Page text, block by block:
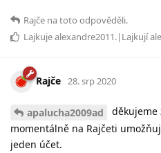
Rajče na toto odpověděli.
Lajkujealexandre2011.|Lajkují
Rajče 28. srp 2020
apalucha2009ad děkujeme
momentálně na Rajčeti
jeden účet.